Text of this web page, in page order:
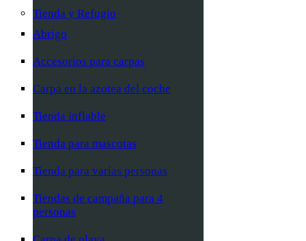
Tienda y Refugio
Abrigo
Accesorios para carpas
Carpa en la azotea del coche
Tienda inflable
Tienda para mascotas
Tienda para varias personas
Tiendas de campaña para 4
personas